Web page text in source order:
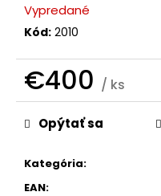
Vypredané
Kód: 2010
€400 / ks
Jednotková
cena:
Kategória:
EAN:
Opýtať sa
O
d
p
o
ú
č
m
e